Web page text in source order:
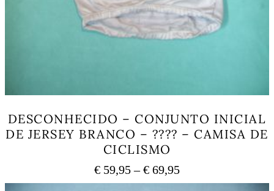
DESCONHECIDO – CONJUNTO INICIAL
DE JERSEY BRANCO – ???? – CAMISA DE
CICLISMO
€ 59,95 – € 69,95Price
range: